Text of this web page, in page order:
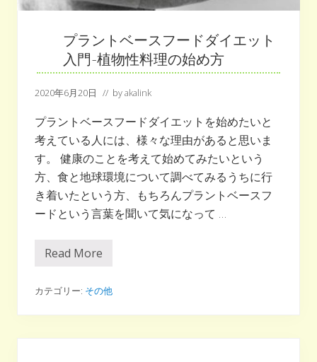
る！！
プラントベースフードダイエット
入門-植物性料理の始め方
2020年6月20日 // byakalink
プラントベースフードダイエットを始めたいと
考えている人には、様々な理由があると思いま
す。 健康のことを考えて始めてみたいという
方、食と地球環境について調べてみるうちに行
き着いたという方、もちろんプラントベースフ
ードという言葉を聞いて気になって …
プ
ト
ー
フ
Read More
カテゴリー: その他